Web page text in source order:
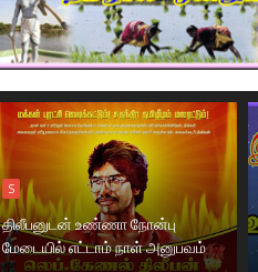
S
திலீபனுடன் உண்ணா நோன்பு
மேடையில் எட்டாம் நாள் அனுபவம்